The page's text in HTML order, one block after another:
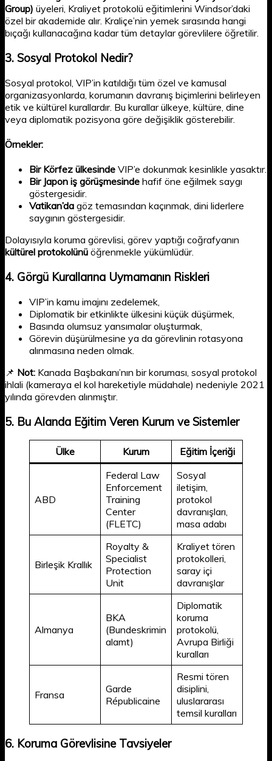
Group) üyeleri, Kraliyet protokolü eğitimlerini Windsor’daki
özel bir akademide alır. Kraliçe’nin yemek sırasında hangi
bıçağı kullanacağına kadar tüm detaylar görevlilere öğretilir.
3. Sosyal Protokol Nedir?
Sosyal protokol, VIP’in katıldığı tüm özel ve kamusal
organizasyonlarda, korumanın davranış biçimlerini belirleyen
etik ve kültürel kurallardır. Bu kurallar ülkeye, kültüre, dine
veya diplomatik pozisyona göre değişiklik gösterebilir.
Örnekler:
Bir Körfez ülkesinde VIP’e dokunmak kesinlikle yasaktır.
Bir Japon iş görüşmesinde hafif öne eğilmek saygı
göstergesidir.
Vatikan’da göz temasından kaçınmak, dini liderlere
saygının göstergesidir.
Dolayısıyla koruma görevlisi, görev yaptığı coğrafyanın
kültürel protokolünü öğrenmekle yükümlüdür.
4. Görgü Kurallarına Uymamanın Riskleri
VIP’in kamu imajını zedelemek,
Diplomatik bir etkinlikte ülkesini küçük düşürmek,
Basında olumsuz yansımalar oluşturmak,
Görevin düşürülmesine ya da görevlinin rotasyona
alınmasına neden olmak.
📌 Not: Kanada Başbakanı’nın bir koruması, sosyal protokol
ihlali (kameraya el kol hareketiyle müdahale) nedeniyle 2021
yılında görevden alınmıştır.
5. Bu Alanda Eğitim Veren Kurum ve Sistemler
Ülke Kurum Eğitim İçeriği
ABD
Federal Law
Enforcement
Training
Center
(FLETC)
Sosyal
iletişim,
protokol
davranışları,
masa adabı
Birleşik Krallık
Royalty &
Specialist
Protection
Unit
Kraliyet tören
protokolleri,
saray içi
davranışlar
Almanya
BKA
(Bundeskrimin
alamt)
Diplomatik
koruma
protokolü,
Avrupa Birliği
kuralları
Fransa
Garde
Républicaine
Resmi tören
disiplini,
uluslararası
temsil kuralları
6. Koruma Görevlisine Tavsiyeler